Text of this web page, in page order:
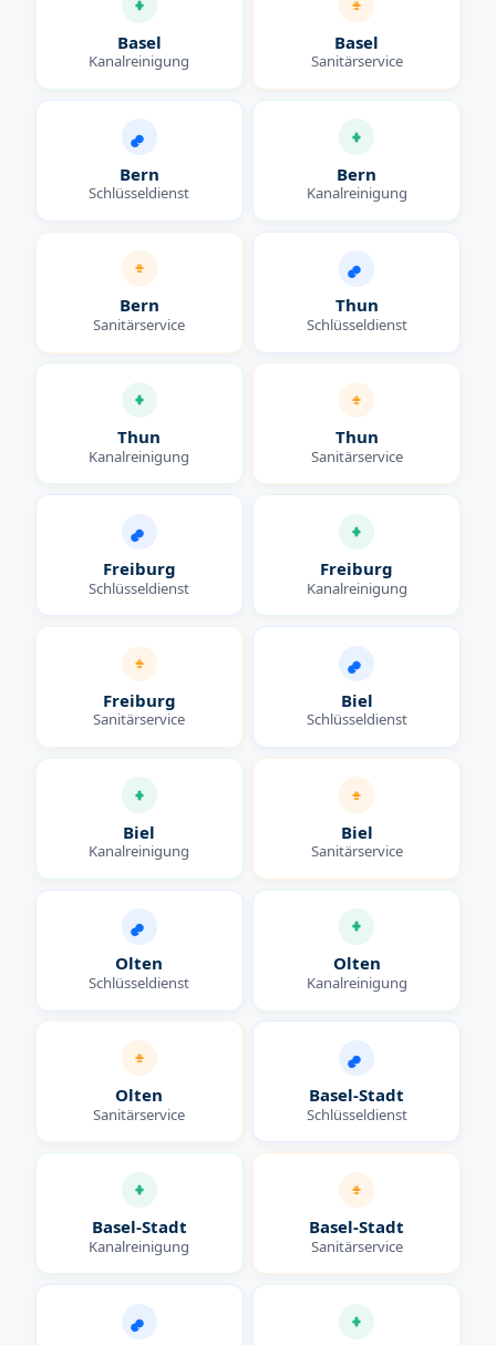
Basel
Kanalreinigung
Basel
Sanitärservice
Bern
Schlüsseldienst
Bern
Kanalreinigung
Bern
Sanitärservice
Thun
Schlüsseldienst
Thun
Kanalreinigung
Thun
Sanitärservice
Freiburg
Schlüsseldienst
Freiburg
Kanalreinigung
Freiburg
Sanitärservice
Biel
Schlüsseldienst
Biel
Kanalreinigung
Biel
Sanitärservice
Olten
Schlüsseldienst
Olten
Kanalreinigung
Olten
Sanitärservice
Basel-Stadt
Schlüsseldienst
Basel-Stadt
Kanalreinigung
Basel-Stadt
Sanitärservice